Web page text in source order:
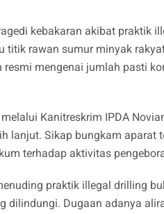
kebakaran akibat praktik
titik rawan sumur minyak
mengenai jumlah pasti
Kanitreskrim IPDA
lanjut. Sikap bungkam aparat
terhadap aktivitas
praktik illegal drilling
dilindungi. Dugaan adanya